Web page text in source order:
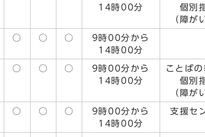
14時00分
個別
（障が
○ ○ ○
9時00分から
14時00分
○ ○ ○
9時00分から
14時00分
ことば
個別
（障が
○ ○ ○
9時00分から
14時00分
支援セ